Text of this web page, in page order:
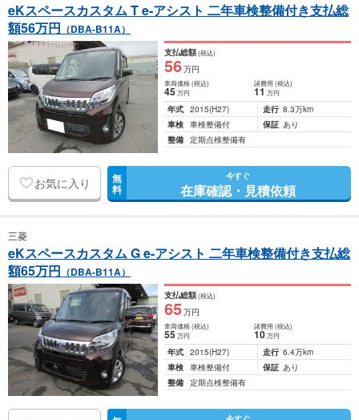
eKスペースカスタム T e-アシスト 二年車検整備付き支払総
額56万円 （DBA-B11A）
支払総額(税込)
56万円
車両価格(税込)
45万円
諸費用 (税込)
11 万円
年式 2015(H27) 走行 8.3万km
車検 車検整備付 保証 あり
整備 定期点検整備有
お気に入り 無
料
今すぐ
在庫確認・見積依頼
三菱
eKスペースカスタム G e-アシスト 二年車検整備付き支払総
額65万円 （DBA-B11A）
支払総額(税込)
65万円
車両価格(税込)
55万円
諸費用 (税込)
10 万円
年式 2015(H27) 走行 6.4万km
車検 車検整備付 保証 あり
整備 定期点検整備有